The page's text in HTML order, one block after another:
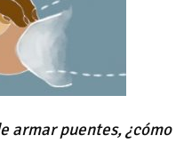
armar puentes, ¿cómo